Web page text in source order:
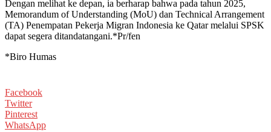
Dengan melihat ke depan, ia berharap bahwa pada tahun 2025,
Memorandum of Understanding (MoU) dan Technical Arrangement
(TA) Penempatan Pekerja Migran Indonesia ke Qatar melalui SPSK
dapat segera ditandatangani.*Pr/fen
*Biro Humas
Facebook
Twitter
Pinterest
WhatsApp